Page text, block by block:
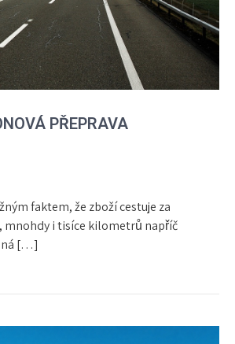
PŘEPRAVA
faktem, že zboží cestuje za
mnohdy i tisíce kilometrů napříč
[…]